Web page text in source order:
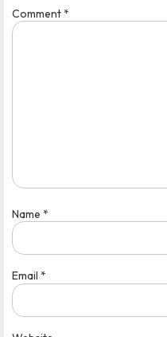
Comment*
Name *
Email *